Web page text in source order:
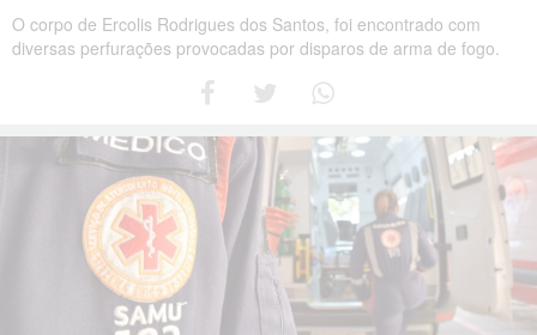
O corpo de Ercolis Rodrigues dos Santos, foi encontrado com
diversas perfurações provocadas por disparos de arma de fogo.